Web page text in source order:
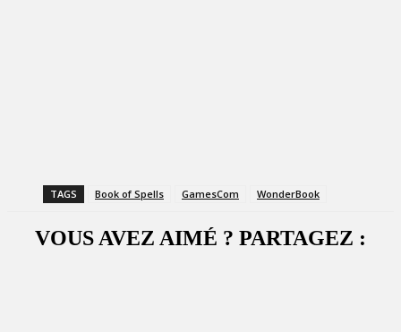
TAGS Book of Spells GamesCom WonderBook
VOUS AVEZ AIMÉ ? PARTAGEZ :